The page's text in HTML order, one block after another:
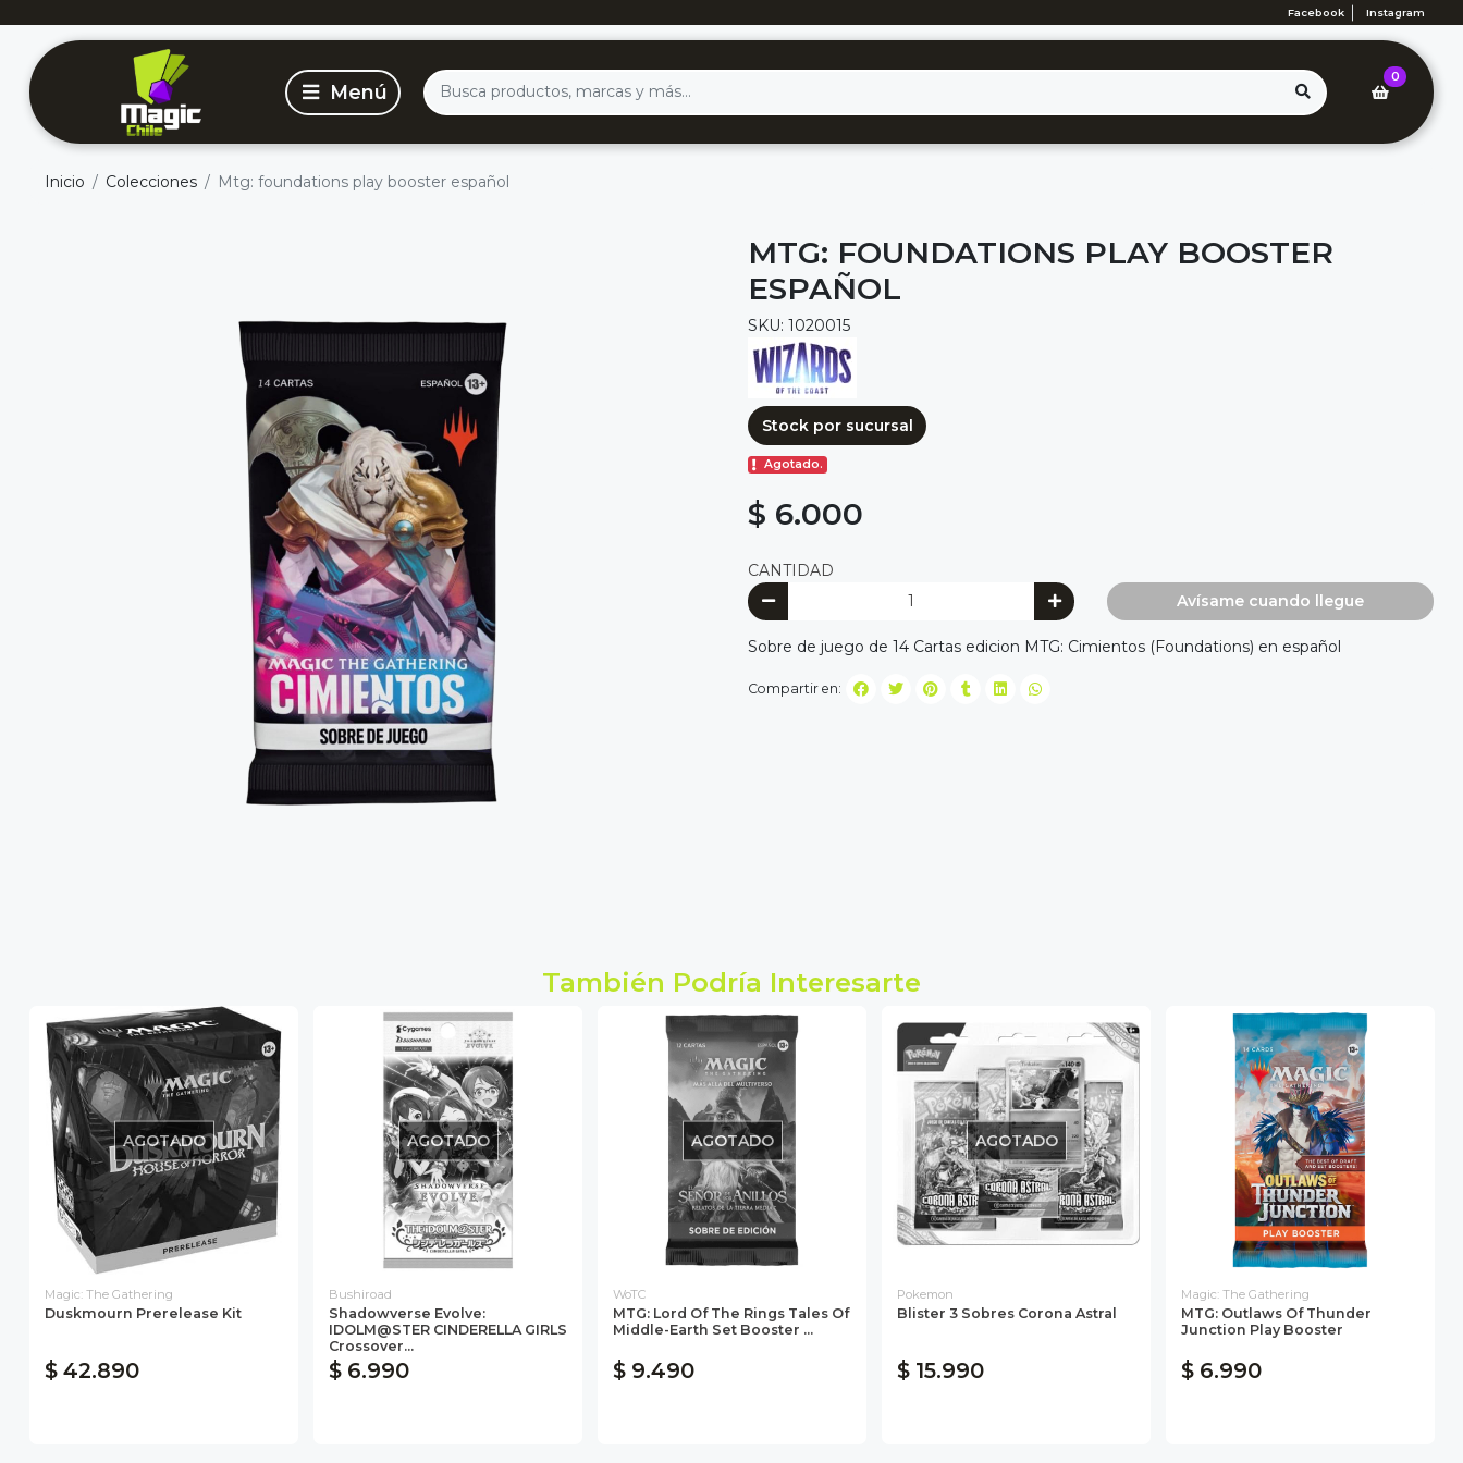
Facebook Instagram
0
Inicio Colecciones Mtg: foundations play booster español
MTG: FOUNDATIONS PLAY BOOSTER
ESPAÑOL
SKU: 1020015
Stock por sucursal
Agotado.
$ 6.000
CANTIDAD
Avísame cuando llegue
Sobre de juego de 14 Cartas edicion MTG: Cimientos (Foundations) en español
Compartir en:
También Podría Interesarte
AGOTADO
Magic: The Gathering
Duskmourn Prerelease Kit
$ 42.890
AGOTADO
Bushiroad
Shadowverse Evolve:
IDOLM@STER CINDERELLA GIRLS
Crossover...
$ 6.990
AGOTADO
WoTC
MTG: Lord Of The Rings Tales Of
Middle-Earth Set Booster ...
$ 9.490
AGOTADO
Pokemon
Blister 3 Sobres Corona Astral
$ 15.990
Magic: The Gathering
MTG: Outlaws Of Thunder
Junction Play Booster
$ 6.990